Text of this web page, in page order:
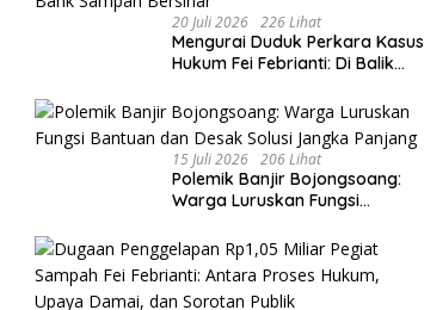
20 Juli 2026 226 Lihat
​Mengurai Duduk Perkara Kasus
Hukum Fei Febrianti: Di Balik
Bank Sampah Bersinar
15 Juli 2026 206 Lihat
Polemik Banjir Bojongsoang:
Warga Luruskan Fungsi
Jangka Panjang